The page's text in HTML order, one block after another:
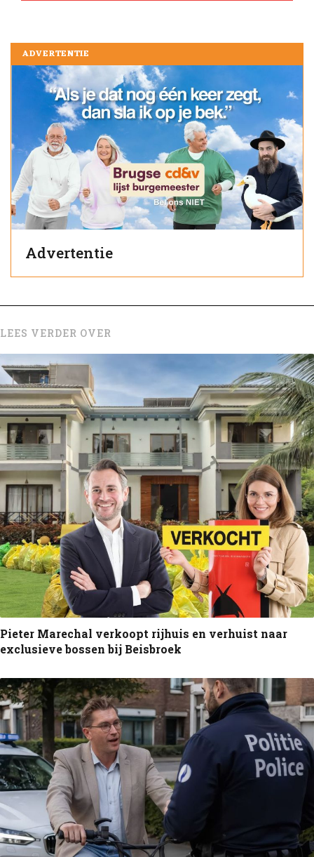
ADVERTENTIE
Advertentie
LEES VERDER OVER
Pieter Marechal verkoopt rijhuis en verhuist naar
exclusieve bossen bij Beisbroek